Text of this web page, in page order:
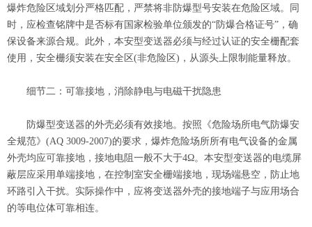
爆炸危险区域划分严格匹配，严禁将非防爆型号安装在危险区域。同
时，应检查铭牌中是否标有国家检验单位颁发的“防爆合格证号”，确
保设备来源合规。此外，本安型变送器必须与经过认证的安全栅配套
使用，安全栅须安装在安全区(非危险区)，从源头上限制能量释放。
细节二：可靠接地，消除静电与电磁干扰隐患
防爆型变送器的外壳必须有效接地。按照《危险场所电气防爆安
全规范》(AQ 3009-2007)的要求，爆炸危险场所所有电气设备的金属
外壳均应可靠接地，接地电阻一般不大于4Ω。本安型变送器的电缆屏
蔽层应采用单端接地，在控制室安全栅端接地，现场端悬空，防止地
环路引入干扰。实际操作中，应将变送器外壳的接地端子与应用场合
的等电位体可靠相连。